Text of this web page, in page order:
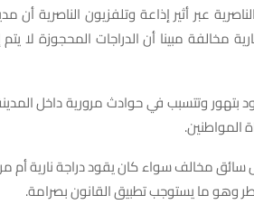
عبر أثير إذاعة وتلفزيون الناصرية أن
مخالفة مبينا أن الدراجات المحجوزة لا يتم
بتهور وتتسبب في حوادث مرورية داخل
المواطنين.
مخالف سواء كان يقود دراجة نارية أم
وهو ما يستوجب تطبيق القانون بصرامة.